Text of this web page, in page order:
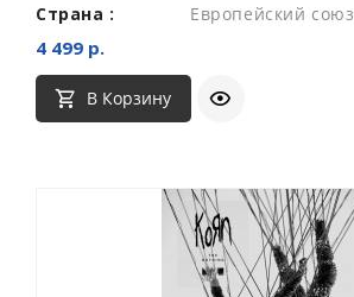
Страна :
Европейский союз
4 499 р.
В Корзину